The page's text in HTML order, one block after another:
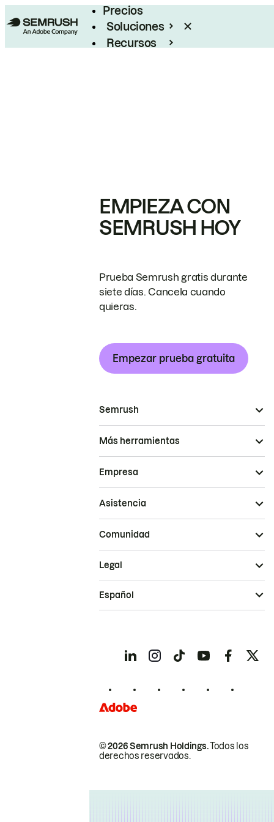
Precios
Soluciones
Recursos
EMPIEZA CON
SEMRUSH HOY
Prueba Semrush gratis durante
siete días. Cancela cuando
quieras.
Empezar prueba gratuita
Semrush
Más herramientas
Empresa
Asistencia
Comunidad
© 2026 Semrush Holdings.Todos los
derechos reservados.
Legal
Español